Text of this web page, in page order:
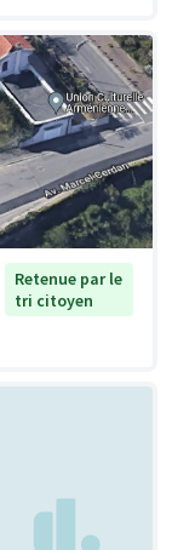
Retenue par le
tri citoyen